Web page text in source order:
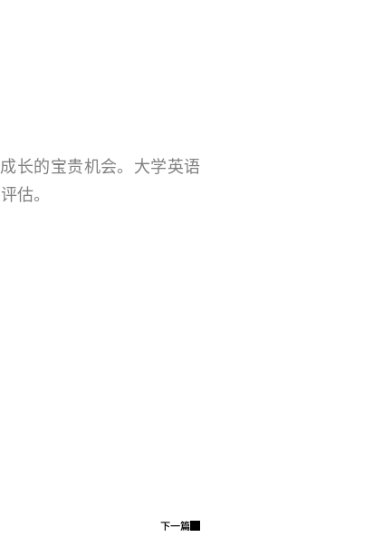
长的宝贵机会。大学英语
估。
下一篇